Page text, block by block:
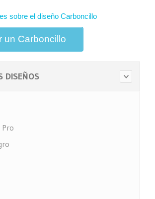
sobre el diseño Carboncillo
un Carboncillo
DISEÑOS
Pro